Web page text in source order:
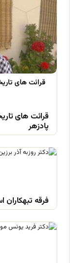
قرائت های
پادزهر
فرقه تبهکاران